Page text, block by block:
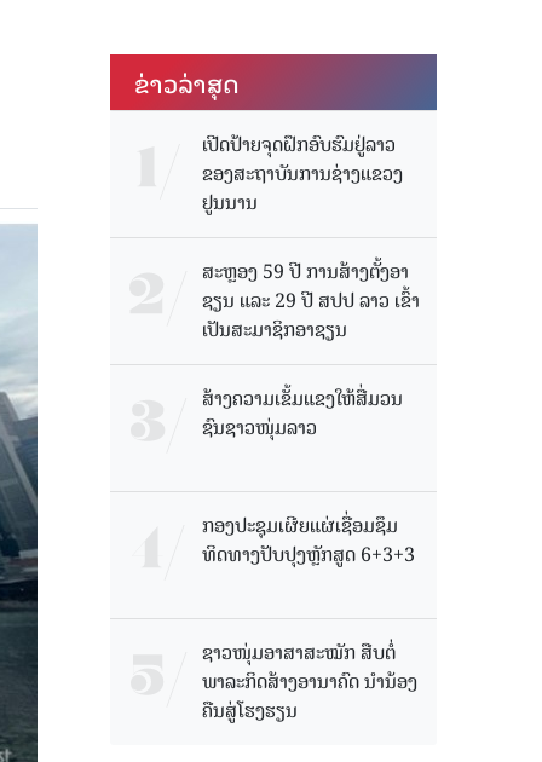
ຂ່າວ​ລ່າ​ສຸດ
ເປີດປ້າຍຈຸດຝຶກອົບຮົມຢູ່ລາວ
ຂອງສະຖາບັນການຊ່າງແຂວງ
ຢູນນານ
ສະຫຼອງ 59 ປີ ການສ້າງຕັ້ງອາ
ຊຽນ ແລະ 29 ປີ ສປປ ລາວ ເຂົ້າ
ເປັນສະມາຊິກອາຊຽນ
ສ້າງຄວາມເຂັ້ມແຂງໃຫ້ສື່ມວນ
ຊົນຊາວໜຸ່ມລາວ
ກອງປະຊຸມເຜີຍແຜ່ເຊື່ອມຊຶມ
ທິດທາງປັບປຸງຫຼັກສູດ 6+3+3
ຊາວໜຸ່ມອາສາສະໝັກ ສືບຕໍ່
ພາລະກິດສ້າງອານາຄົດ ນໍານ້ອງ
ຄືນສູ່ໂຮງຮຽນ